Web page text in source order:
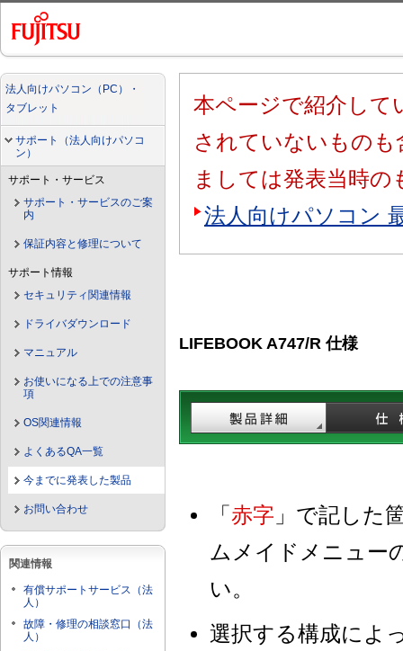
法人向けパソコン（PC）・
タブレット
サポート（法人向けパソコ
ン）
サポート・サービス
サポート・サービスのご案
内
保証内容と修理について
サポート情報
セキュリティ関連情報
ドライバダウンロード
マニュアル
お使いになる上での注意事
項
OS関連情報
よくあるQA一覧
今までに発表した製品
お問い合わせ
関連情報
有償サポートサービス（法
人）
故障・修理の相談窓口（法
人）
本ページで紹介して
されていないもの
ましては発表当時の
法人向けパソコン
LIFEBOOK A747/R 仕様
「 赤字 」で記した
ムメイドメニュー
い。
選択する構成によ